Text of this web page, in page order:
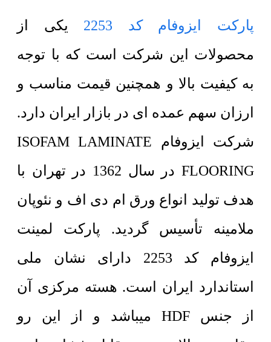
پارکت ایزوفام کد 2253
یکی از
محصولات این شرکت است که با توجه
به کیفیت بالا و همچنین قیمت مناسب و
ارزان سهم عمده ای در بازار ایران دارد.
شرکت ایزوفام ISOFAM LAMINATE
FLOORING
در سال 1362 در تهران با
هدف تولید انواع ورق ام دی اف و نئوپان
ملامینه تأسیس گردید. پارکت لمینت
ایزوفام کد 2253 دارای نشان ملی
استاندارد ایران است. هسته مرکزی آن
از جنس HDF میباشد و از این رو